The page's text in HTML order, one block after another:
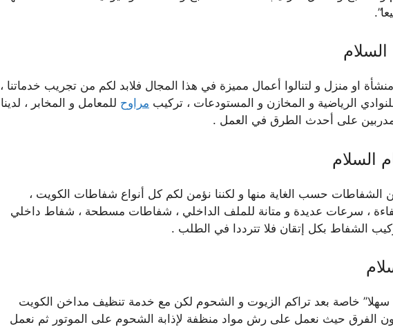
منشأة او منزل و لتنالوا أعمال مميزة في هذا المجال فلابد لكم من تجريب خدماتنا ،
الرياضية و المخازن و المستودعات ، تركيب مراوح للمعامل و المخابر ، لدينا
على أحدث الطرق في العمل .
السلام
من الشفاطات حسب الغاية منها و لكننا نؤمن لكم كل أنواع شفاطات الكويت ،
، سرعات عديدة و متانة للملف الداخلي ، شفاطات مسطحة ، شفاط داخلي
الشفاط بكل إتقان فلا تترددا في الطلب .
خاصة بعد تراكم الزيوت و الشحوم لكن مع خدمة تنظيف مداخن الكويت
الفرق حيث نعمل على رش مواد منظفة لإذابة الشحوم على الموتور ثم نعمل